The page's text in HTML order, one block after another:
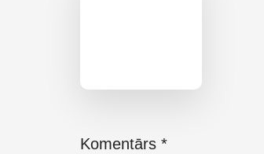
Komentārs *